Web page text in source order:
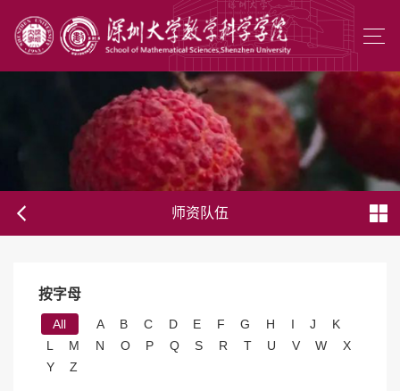
师资队伍
按字母
All A B C D E F G H I J
K
L
M N O P Q S R T U V W
X
Y
Z